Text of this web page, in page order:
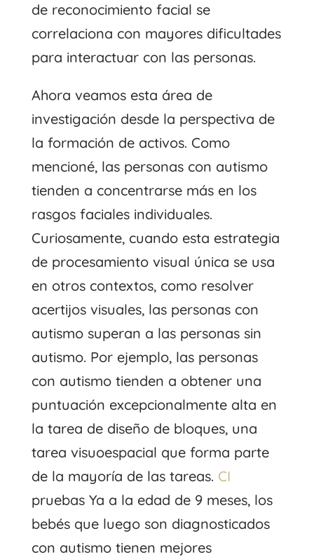
de reconocimiento facial se
correlaciona con mayores dificultades
para interactuar con las personas.
Ahora veamos esta área de
investigación desde la perspectiva de
la formación de activos. Como
mencioné, las personas con autismo
tienden a concentrarse más en los
rasgos faciales individuales.
Curiosamente, cuando esta estrategia
de procesamiento visual única se usa
en otros contextos, como resolver
acertijos visuales, las personas con
autismo superan a las personas sin
autismo. Por ejemplo, las personas
con autismo tienden a obtener una
puntuación excepcionalmente alta en
la tarea de diseño de bloques, una
tarea visuoespacial que forma parte
de la mayoría de las tareas. CI
pruebas Ya a la edad de 9 meses, los
bebés que luego son diagnosticados
con autismo tienen mejores